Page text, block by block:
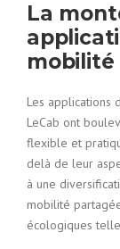
La
mobilité
Les applications
LeCab ont
flexible et
delà de leur
à une
mobilité
écologiques